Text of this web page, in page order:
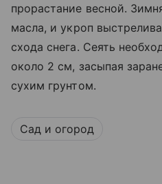
прорастание весной.
масла, и укроп
схода снега. Сеять
около 2 см, засыпая
сухим грунтом.
Сад и огород